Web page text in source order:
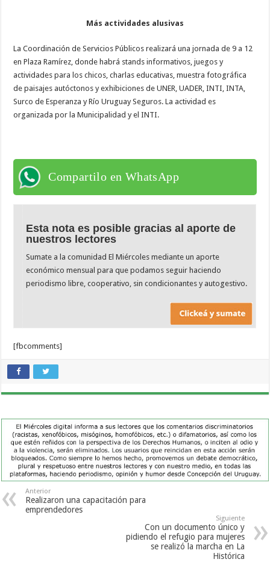
Más actividades alusivas
La Coordinación de Servicios Públicos realizará una jornada de 9 a 12
en Plaza Ramírez, donde habrá stands informativos, juegos y
actividades para los chicos, charlas educativas, muestra fotográfica
de paisajes autóctonos y exhibiciones de UNER, UADER, INTI, INTA,
Surco de Esperanza y Río Uruguay Seguros. La actividad es
organizada por la Municipalidad y el INTI.
Compartilo en WhatsApp
Esta nota es posible gracias al aporte de
nuestros lectores
Sumate a la comunidad El Miércoles mediante un aporte
económico mensual para que podamos seguir haciendo
periodismo libre, cooperativo, sin condicionantes y autogestivo.
[fbcomments]
Anterior
Realizaron una capacitación para
emprendedores
Siguiente
Con un documento único y
pidiendo el refugio para mujeres
se realizó la marcha en La
Histórica